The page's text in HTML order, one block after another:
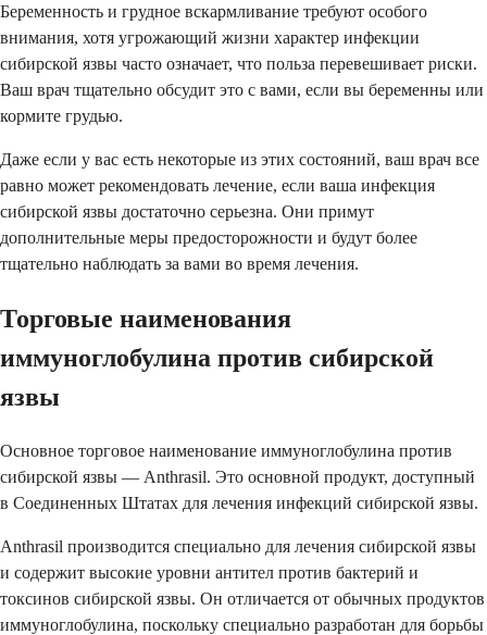
Беременность и грудное вскармливание требуют особого
внимания, хотя угрожающий жизни характер инфекции
сибирской язвы часто означает, что польза перевешивает риски.
Ваш врач тщательно обсудит это с вами, если вы беременны или
кормите грудью.
Даже если у вас есть некоторые из этих состояний, ваш врач все
равно может рекомендовать лечение, если ваша инфекция
сибирской язвы достаточно серьезна. Они примут
дополнительные меры предосторожности и будут более
тщательно наблюдать за вами во время лечения.
Торговые наименования
иммуноглобулина против сибирской
язвы
Основное торговое наименование иммуноглобулина против
сибирской язвы — Anthrasil. Это основной продукт, доступный
в Соединенных Штатах для лечения инфекций сибирской язвы.
Anthrasil производится специально для лечения сибирской язвы
и содержит высокие уровни антител против бактерий и
токсинов сибирской язвы. Он отличается от обычных продуктов
иммуноглобулина, поскольку специально разработан для борьбы